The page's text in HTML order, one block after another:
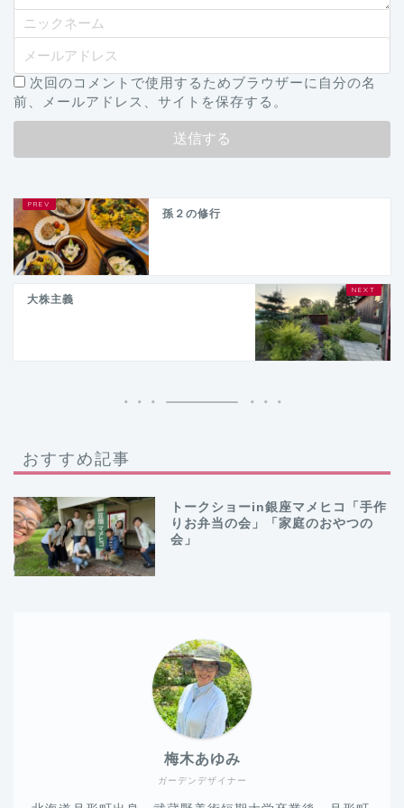
次回のコメントで使用するためブラウザーに自分の名
前、メールアドレス、サイトを保存する。
孫２の修行
大株主義
おすすめ記事
トークショーin銀座マメヒコ「手作
りお弁当の会」「家庭のおやつの
会」
ガーデンデザイナー
梅木あゆみ